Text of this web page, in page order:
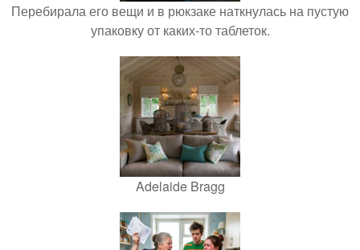
Перебирала его вещи и в рюкзаке наткнулась на пустую
упаковку от каких-то таблеток.
Adelaide Bragg